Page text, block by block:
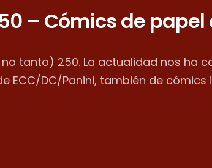
– Cómics de papel
no tanto) 250. La actualidad nos ha
ECC/DC/Panini, también de